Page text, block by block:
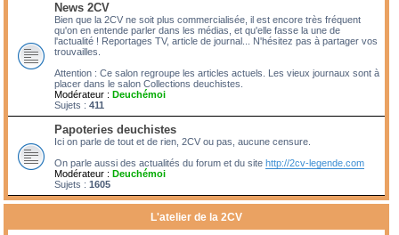
News 2CV
Bien que la 2CV ne soit plus commercialisée, il est encore très fréquent
qu'on en entende parler dans les médias, et qu'elle fasse la une de
l'actualité ! Reportages TV, article de journal... N'hésitez pas à partager vos
trouvailles.
Attention : Ce salon regroupe les articles actuels. Les vieux journaux sont à
placer dans le salon Collections deuchistes.
Modérateur : Deuchémoi
Sujets : 411
Papoteries deuchistes
Ici on parle de tout et de rien, 2CV ou pas, aucune censure.
On parle aussi des actualités du forum et du site http://2cv-legende.com
Modérateur : Deuchémoi
Sujets : 1605
L'atelier de la 2CV